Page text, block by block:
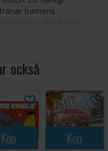
barnens
i alla åldrar -
också
Köp Köp